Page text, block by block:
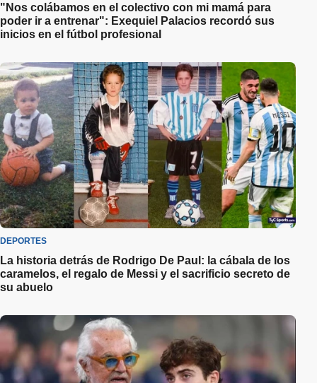
"Nos colábamos en el colectivo con mi mamá para
poder ir a entrenar": Exequiel Palacios recordó sus
inicios en el fútbol profesional
DEPORTES
La historia detrás de Rodrigo De Paul: la cábala de los
caramelos, el regalo de Messi y el sacrificio secreto de
su abuelo